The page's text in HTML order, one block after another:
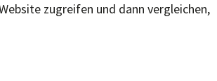
zugreifen und dann vergleichen,